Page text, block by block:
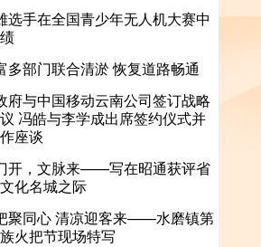
选手在全国青少年无人机大赛中
多部门联合清淤 恢复道路畅通
府与中国移动云南公司签订战略
冯皓与李学成出席签约仪式并
座谈
开，文脉来——写在昭通获评省
化名城之际
聚同心 清凉迎客来——水磨镇第
火把节现场特写